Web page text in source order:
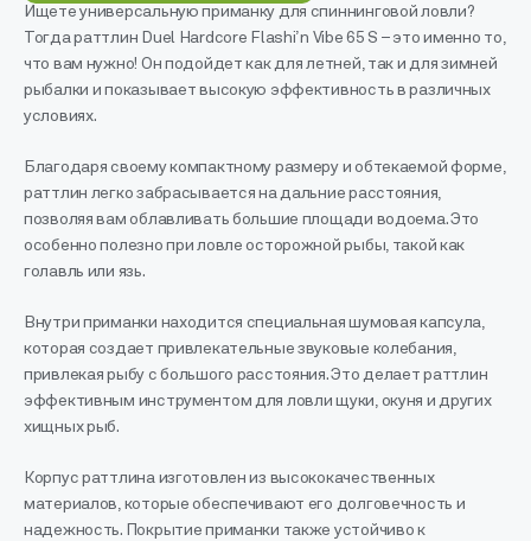
Ищете универсальную приманку для спиннинговой ловли?
Тогда раттлин Duel Hardcore Flashi’n Vibe 65 S – это именно то,
что вам нужно! Он подойдет как для летней, так и для зимней
рыбалки и показывает высокую эффективность в различных
условиях.
Благодаря своему компактному размеру и обтекаемой форме,
раттлин легко забрасывается на дальние расстояния,
позволяя вам облавливать большие площади водоема. Это
особенно полезно при ловле осторожной рыбы, такой как
голавль или язь.
Внутри приманки находится специальная шумовая капсула,
которая создает привлекательные звуковые колебания,
привлекая рыбу с большого расстояния. Это делает раттлин
эффективным инструментом для ловли щуки, окуня и других
хищных рыб.
Корпус раттлина изготовлен из высококачественных
материалов, которые обеспечивают его долговечность и
надежность. Покрытие приманки также устойчиво к